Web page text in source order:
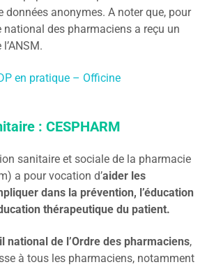
données anonymes. A noter que, pour
national des pharmaciens a reçu un
en pratique – Officine
: CESPHARM
sanitaire et sociale de la pharmacie
a pour vocation d’aider les
dans la prévention, l’éducation
thérapeutique du patient.
national de l’Ordre des pharmaciens,
à tous les pharmaciens, notamment